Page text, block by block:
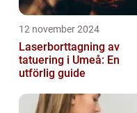
12 november 2024
Laserborttagning av
tatuering i Umeå: En
utförlig guide